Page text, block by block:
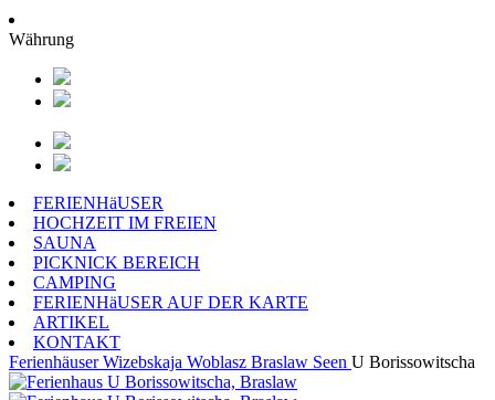
Währung
FERIENHäUSER
HOCHZEIT IM FREIEN
SAUNA
PICKNICK BEREICH
CAMPING
FERIENHäUSER AUF DER KARTE
ARTIKEL
KONTAKT
Ferienhäuser Wizebskaja Woblasz Braslaw Seen U Borissowitscha